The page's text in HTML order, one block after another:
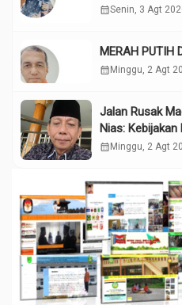
calendar_monthSenin, 3 Agt
MERAH PUTIH
calendar_month Minggu, 2 Agt
Jalan Rusak
Nias: Kebijakan
calendar_month Minggu, 2 Agt